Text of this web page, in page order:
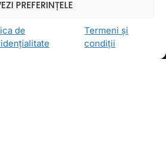
PREFERINȚELE
de
Termeni și
condiții
trec pragul, copii sau adulţi.